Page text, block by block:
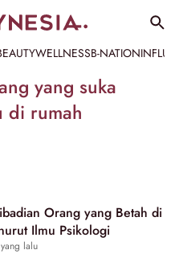
WELLNESSB-NATION
yang suka
di rumah
Orang yang Betah di
Ilmu Psikologi
lalu